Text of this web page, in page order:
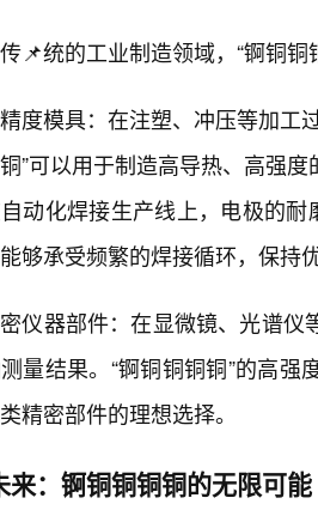
📌统的工业制造领域，“锕铜
度模具：在注塑、冲压等加工
”可以用于制造高导热、高强
动化焊接生产线上，电极的
够承受频繁的焊接循环，保持
仪器部件：在显微镜、光谱仪
量结果。“锕铜铜铜铜”的高
精密部件的理想选择。
来：锕铜铜铜铜的无限可能